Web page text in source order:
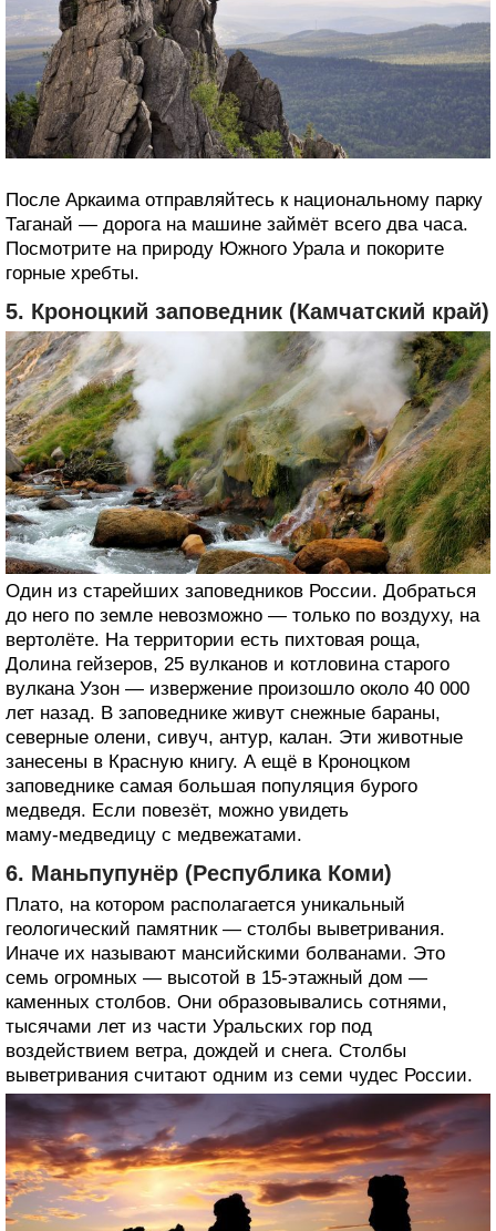
После Аркаима отправляйтесь к национальному парку
Таганай — дорога на машине займёт всего два часа.
Посмотрите на природу Южного Урала и покорите
горные хребты.
5. Кроноцкий заповедник (Камчатский край)
Один из старейших заповедников России. Добраться
до него по земле невозможно — только по воздуху, на
вертолёте. На территории есть пихтовая роща,
Долина гейзеров, 25 вулканов и котловина старого
вулкана Узон — извержение произошло около 40 000
лет назад. В заповеднике живут снежные бараны,
северные олени, сивуч, антур, калан. Эти животные
занесены в Красную книгу. А ещё в Кроноцком
заповеднике самая большая популяция бурого
медведя. Если повезёт, можно увидеть
маму‑медведицу с медвежатами.
6. Маньпупунёр (Республика Коми)
Плато, на котором располагается уникальный
геологический памятник — столбы выветривания.
Иначе их называют мансийскими болванами. Это
семь огромных — высотой в 15‑этажный дом —
каменных столбов. Они образовывались сотнями,
тысячами лет из части Уральских гор под
воздействием ветра, дождей и снега. Столбы
выветривания считают одним из семи чудес России.